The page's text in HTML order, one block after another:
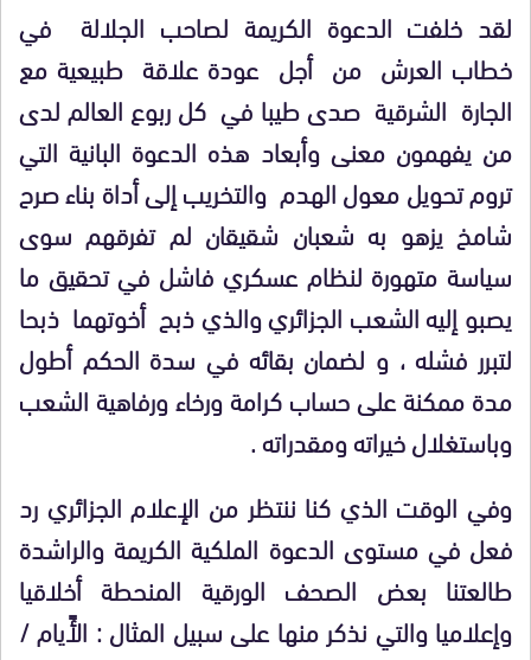
لقد خلفت الدعوة الكريمة لصاحب الجلالة في
خطاب العرش من أجل عودة علاقة طبيعية مع
الجارة الشرقية صدى طيبا في كل ربوع العالم لدى
من يفهمون معنى وأبعاد هذه الدعوة البانية التي
تروم تحويل معول الهدم والتخريب إلى أداة بناء صرح
شامخ يزهو به شعبان شقيقان لم تفرقهم سوى
سياسة متهورة لنظام عسكري فاشل في تحقيق ما
يصبو إليه الشعب الجزائري والذي ذبح أخوتهما ذبحا
لتبرر فشله ، و لضمان بقائه في سدة الحكم أطول
مدة ممكنة على حساب كرامة ورخاء ورفاهية الشعب
وباستغلال خيراته ومقدراته .
وفي الوقت الذي كنا ننتظر من الإعلام الجزائري رد
فعل في مستوى الدعوة الملكية الكريمة والراشدة
طالعتنا بعض الصحف الورقية المنحطة أخلاقيا
وإعلاميا والتي نذكر منها على سبيل المثال : الأًيام /